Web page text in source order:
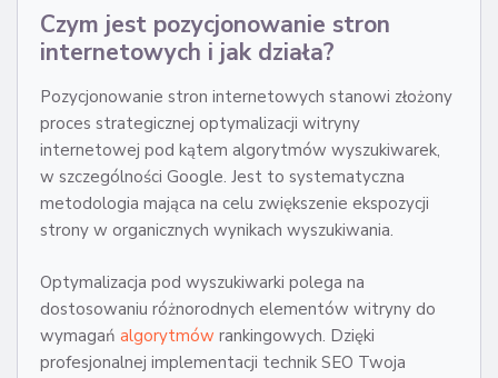
Czym jest pozycjonowanie stron
internetowych i jak działa?
Pozycjonowanie stron internetowych stanowi złożony
proces strategicznej optymalizacji witryny
internetowej pod kątem algorytmów wyszukiwarek,
w szczególności Google. Jest to systematyczna
metodologia mająca na celu zwiększenie ekspozycji
strony w organicznych wynikach wyszukiwania.
Optymalizacja pod wyszukiwarki polega na
dostosowaniu różnorodnych elementów witryny do
wymagań algorytmów rankingowych. Dzięki
profesjonalnej implementacji technik SEO Twoja